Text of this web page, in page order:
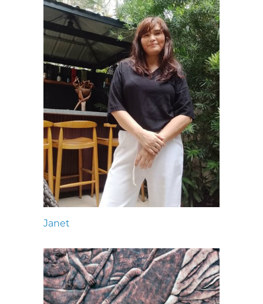
Janet